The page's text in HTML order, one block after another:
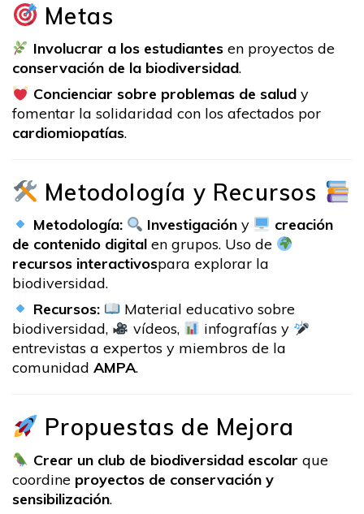
Metas
Involucrar a los estudiantesen proyectos de
conservación de la biodiversidad.
Concienciar sobre problemas de saludy
fomentar la solidaridad con los afectados por
cardiomiopatías.
Metodología y Recursos
Metodología: Investigación y
creación
de contenido digital en grupos. Uso de
recursos interactivospara explorar la
biodiversidad.
Recursos:
Material educativo sobre
biodiversidad,
vídeos,
infografías y
entrevistas a expertos y miembros de la
comunidad AMPA.
Propuestas de Mejora
Crear un club de biodiversidad escolar que
coordine proyectos de conservación y
sensibilización.